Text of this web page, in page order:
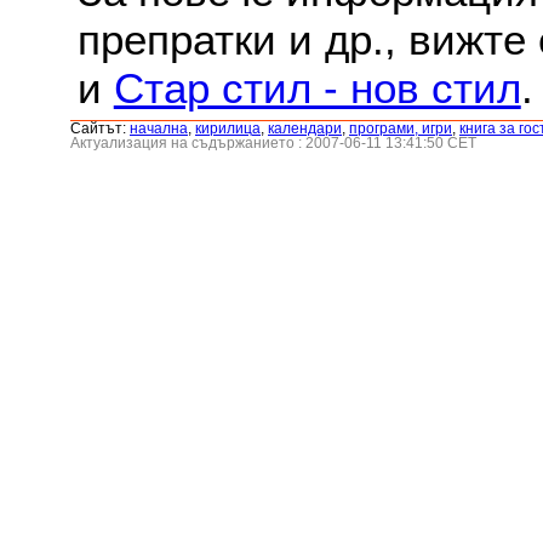
препратки и др.,
и Стар стил - нов стил.
Сайтът: началнa кирилица календари програми, игри книга за
Актуализация на съдържанието : 2007-06-11 13:41:50 CET